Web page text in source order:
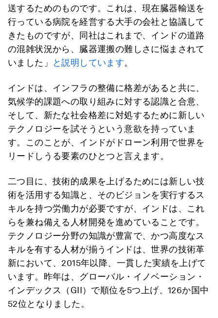
送するためのものです。これは、現在臓器輸送を
行っている病院を経営する大手の会社と協議して
きたものですが、同社はこれまで、インドの道路
の混雑状況から、臓器運搬の難しさに悩まされて
いました」
と説明しています。
インドは、インフラの整備に格差があると共に、
気候学的課題への取り組みに対する認識と合意、
そして、新たな社会格差に対処するために新しい
テクノロジーを試そうという意欲を持っていま
す。このことが、インドがドローン利用で世界を
リードしうる要素のひとつと言えます。
二つ目に、技術的成果を上げるためには新しい技
術を活用する知識と、そのビジョンを実行するス
キルを持つ労働力が必要ですが、インドは、これ
らを兼ね備える人材開発を進めていることです。
テクノロジー分野の知識が豊富で、かつ高度なス
キルを有する人材が揃うインドは、世界の技術革
新において、2015年以降、一貫した実績を上げて
います。昨年は、グローバル・イノベーション・
インデックス（GII）で順位を5つ上げ、126か国中
52位となりました。